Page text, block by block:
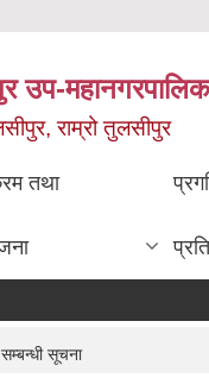
उप-
राम्रो तुलसीपुर
तथा
सूचना